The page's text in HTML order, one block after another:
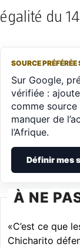
égalité du
SOURCE
Sur Google,
vérifiée :
comme
manquer de
l’Afrique.
Définir mes
À NE
«C’est ce que
Chicharito